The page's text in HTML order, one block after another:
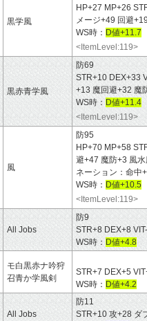
黒学風
HP+27 MP+26
メージ+49 回避
WS時： D値+11.7
<ItemLevel:119>
黒赤青学風
防69
STR+10 DEX+33
+13 魔回避+32 魔
WS時： D値+11.4
<ItemLevel:119>
風
防95
HP+70 MP+58
避+47 魔防+3 風
ネーション：命中
WS時： D値+10.5
<ItemLevel:119>
All Jobs
防9
STR+8 DEX+8
WS時： D値+4.8
モ白黒赤ナ吟狩
召青か学風剣
STR+7 DEX+5
WS時： D値+4.2
All Jobs
防11
STR+10 攻+28 ダ